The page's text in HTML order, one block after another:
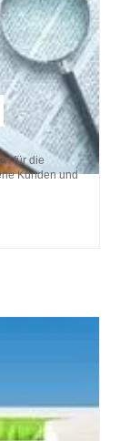
für die
Kunden und